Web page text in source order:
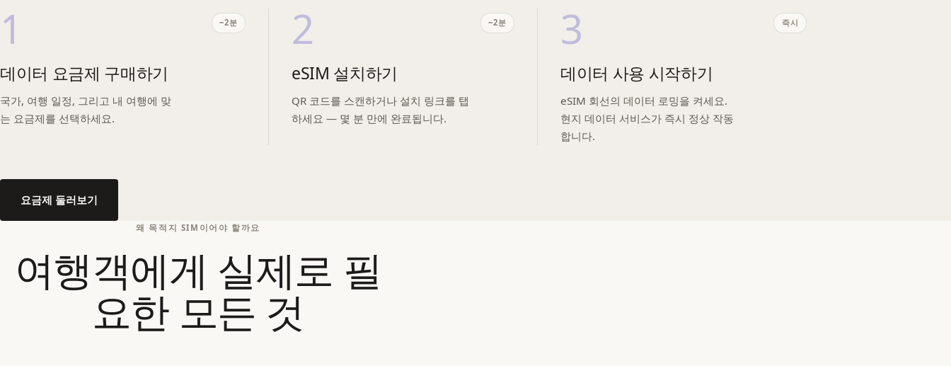
1 ~2분
데이터 요금제 구매하기
국가, 여행 일정, 그리고 내 여행에 맞
는 요금제를 선택하세요.
2 ~2분
eSIM 설치하기
QR 코드를 스캔하거나 설치 링크를 탭
하세요 — 몇 분 만에 완료됩니다.
3 즉시
데이터 사용 시작하기
eSIM 회선의 데이터 로밍을 켜세요.
현지 데이터 서비스가 즉시 정상 작동
합니다.
요금제 둘러보기
왜 목적지 SIM이어야 할까요
여행객에게 실제로 필
요한 모든 것